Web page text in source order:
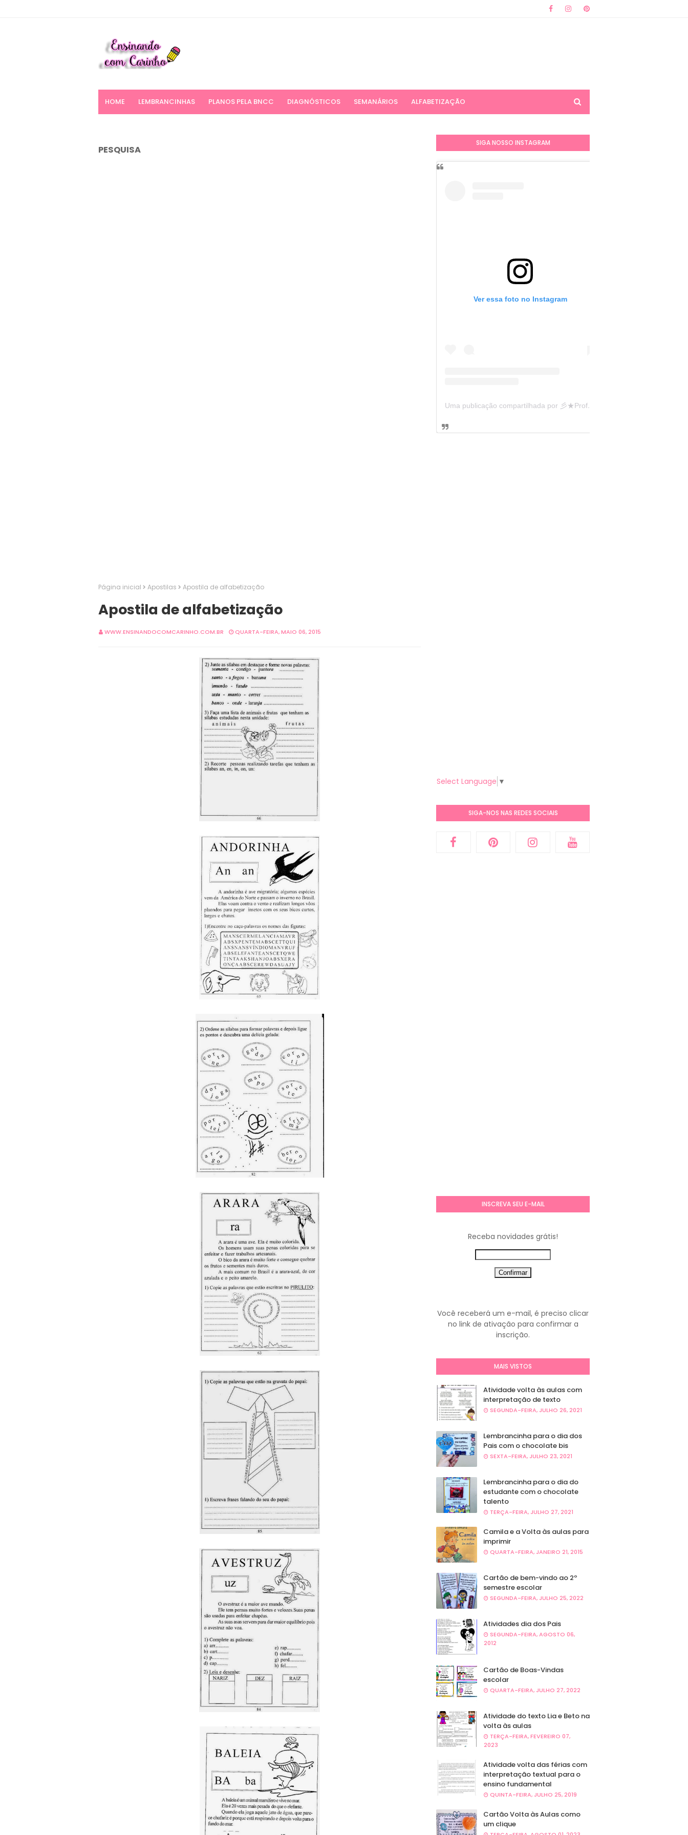
HOME LEMBRANCINHAS PLANOS PELA BNCC DIAGNÓSTICOS SEMANÁRIOS ALFABETIZAÇÃO
PESQUISA
Página inicial Apostilas Apostila de alfabetização
Apostila de alfabetização
WWW.ENSINANDOCOMCARINHO.COM.BR QUARTA-FEIRA, MAIO 06, 2015
SIGA NOSSO INSTAGRAM
Ver essa foto no Instagram
Uma publicação compartilhada por 彡★Professora: Valéria·.¸¸.· (@ensinandocomcarinho)
Select Language ▼
SIGA-NOS NAS REDES SOCIAIS
INSCREVA SEU E-MAIL
Receba novidades grátis!
Você receberá um e-mail, é preciso clicar
no link de ativação para confirmar a
inscrição.
MAIS VISTOS
Atividade volta às aulas com
interpretação de texto
SEGUNDA-FEIRA, JULHO 26, 2021
Lembrancinha para o dia dos
Pais com o chocolate bis
SEXTA-FEIRA, JULHO 23, 2021
Lembrancinha para o dia do
estudante com o chocolate
talento
TERÇA-FEIRA, JULHO 27, 2021
Camila e a Volta às aulas para
imprimir
QUARTA-FEIRA, JANEIRO 21, 2015
Cartão de bem-vindo ao 2º
semestre escolar
SEGUNDA-FEIRA, JULHO 25, 2022
Atividades dia dos Pais
SEGUNDA-FEIRA, AGOSTO 06,
2012
Cartão de Boas-Vindas
escolar
QUARTA-FEIRA, JULHO 27, 2022
Atividade do texto Lia e Beto na
volta às aulas
TERÇA-FEIRA, FEVEREIRO 07,
2023
Atividade volta das férias com
interpretação textual para o
ensino fundamental
QUINTA-FEIRA, JULHO 25, 2019
Cartão Volta às Aulas como
um clique